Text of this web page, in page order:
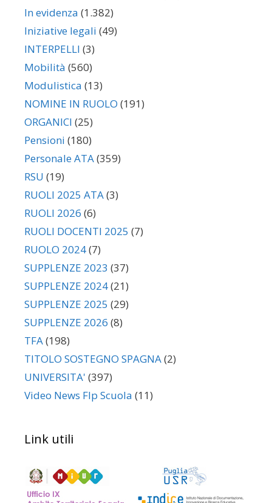
In evidenza (1.382)
Iniziative legali (49)
INTERPELLI (3)
Mobilità (560)
Modulistica (13)
NOMINE IN RUOLO (191)
ORGANICI (25)
Pensioni (180)
Personale ATA(359)
RSU (19)
RUOLI 2025 ATA(3)
RUOLI 2026 (6)
RUOLI DOCENTI 2025 (7)
RUOLO 2024(7)
SUPPLENZE 2023 (37)
SUPPLENZE 2024(21)
SUPPLENZE 2025 (29)
SUPPLENZE 2026 (8)
TFA(198)
TITOLO SOSTEGNO SPAGNA(2)
UNIVERSITA' (397)
Video News Flp Scuola (11)
Link utili